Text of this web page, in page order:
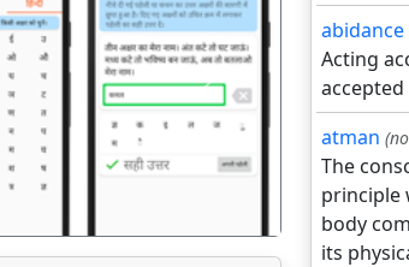
अगला
abidance
Acting
atman
The
principle
body
its